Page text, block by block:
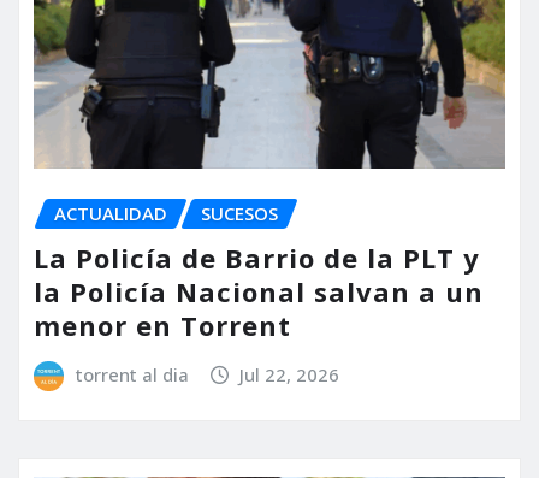
ACTUALIDAD SUCESOS
La Policía de Barrio de la PLT y
la Policía Nacional salvan a un
menor en Torrent
torrent al dia Jul 22, 2026